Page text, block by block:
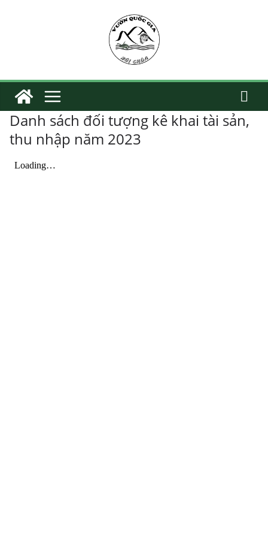
Danh sách đối tượng kê khai tài sản,
thu nhập năm 2023